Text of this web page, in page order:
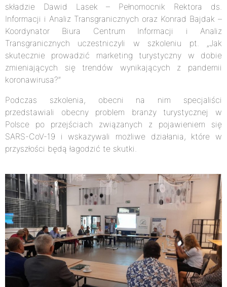
składzie Dawid Lasek – Pełnomocnik Rektora ds.
Informacji i Analiz Transgranicznych oraz Konrad Bajdak –
Koordynator Biura Centrum Informacji i Analiz
Transgranicznych uczestniczyli w szkoleniu pt. „Jak
skutecznie prowadzić marketing turystyczny w dobie
zmieniających się trendów wynikających z pandemii
koronawirusa?”
Podczas szkolenia, obecni na nim specjaliści
przedstawiali obecny problem branży turystycznej w
Polsce po przejściach związanych z pojawieniem się
SARS-CoV-19 i wskazywali możliwe działania, które w
przyszłości będą łagodzić te skutki.